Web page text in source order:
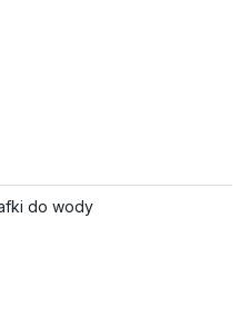
do wody